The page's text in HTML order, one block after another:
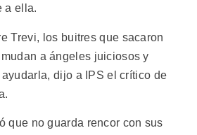
a ella.
Trevi, los buitres que sacaron
a ángeles juiciosos y
dijo a IPS el crítico de
que no guarda rencor con sus